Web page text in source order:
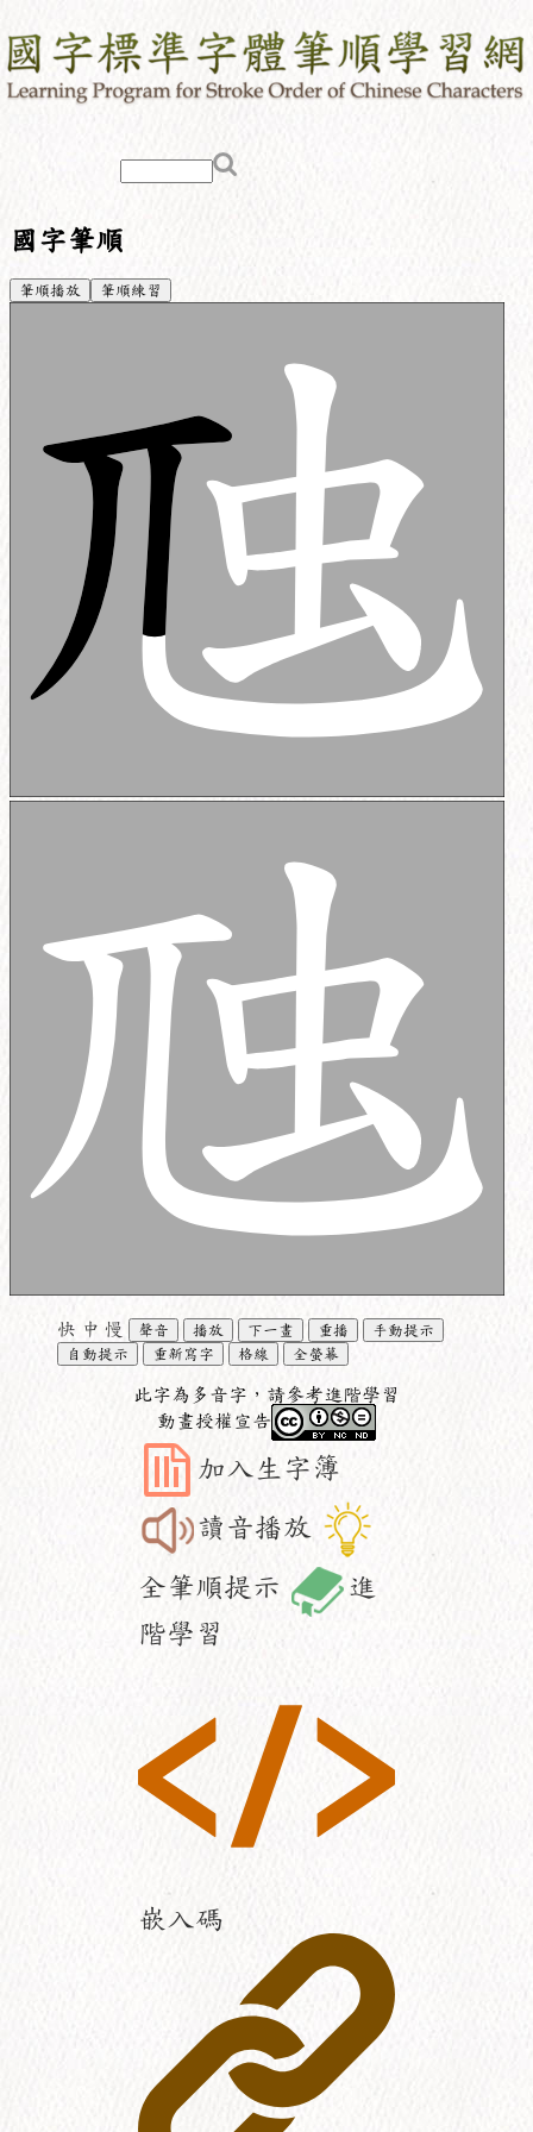
國字筆順
筆順播放 筆順練習
快 中 慢 聲音 播放 下一畫 重播
手動提示
自動提示
重新寫字 格線 全螢幕
此字為多音字，請參考進階學習
動畫授權宣告
加入生字簿
讀音播放
全筆順提示
進
階學習
嵌入碼